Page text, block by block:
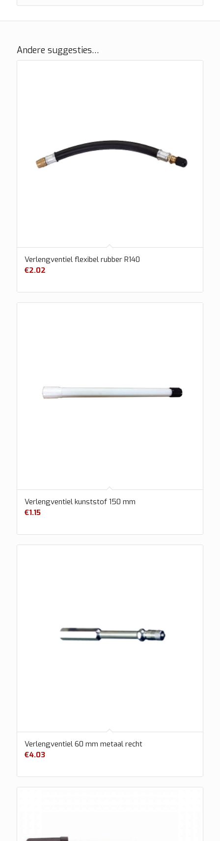
Andere suggesties…
Verlengventiel flexibel rubber R140
€2.02
Verlengventiel kunststof 150 mm
€1.15
Verlengventiel 60 mm metaal recht
€4.03